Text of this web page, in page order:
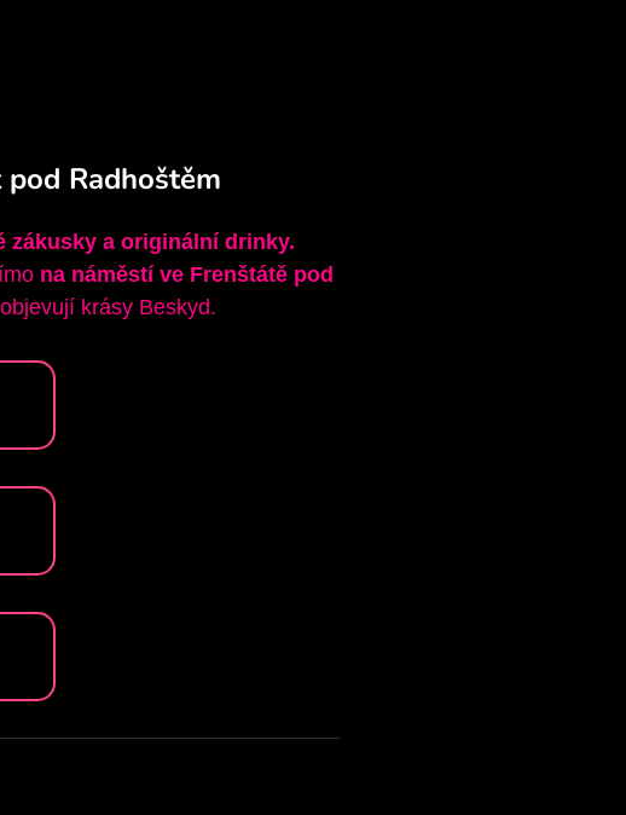
Radhoštěm
zákusky a originální drinky.
na náměstí ve Frenštátě pod
krásy Beskyd.